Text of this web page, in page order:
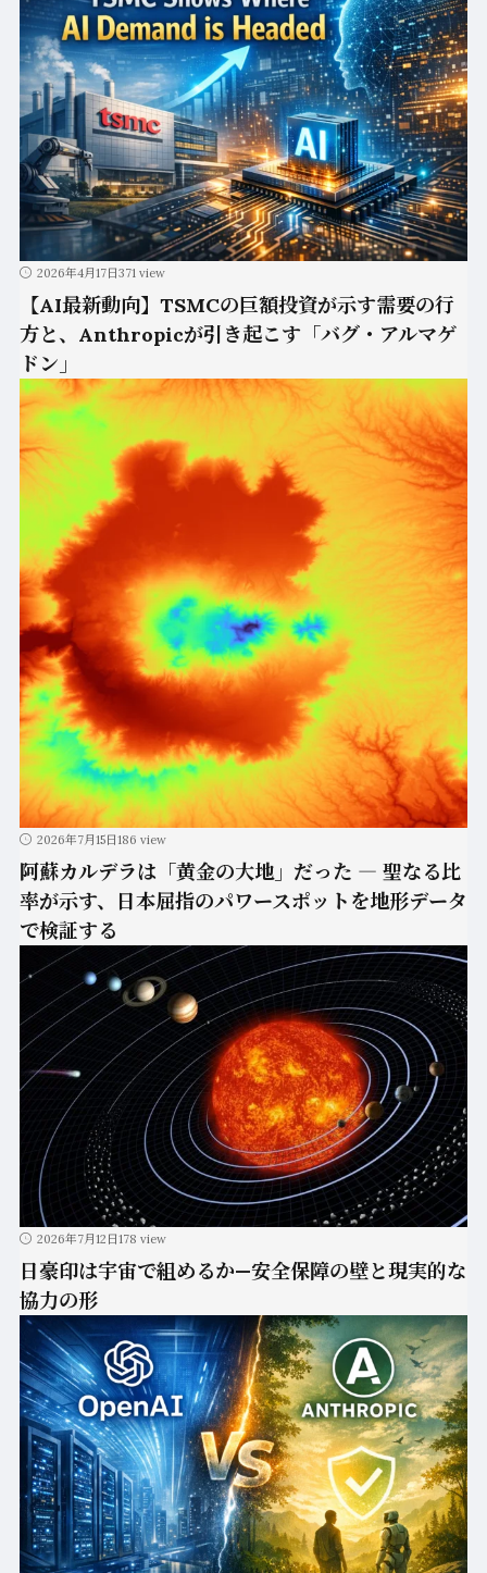
2026年4月17日371 view
【AI最新動向】TSMCの巨額投資が示す需要の行
方と、Anthropicが引き起こす「バグ・アルマゲ
ドン」
2026年7月15日186 view
阿蘇カルデラは「黄金の大地」だった ― 聖なる比
率が示す、日本屈指のパワースポットを地形データ
で検証する
2026年7月12日178 view
日豪印は宇宙で組めるか—安全保障の壁と現実的な
協力の形